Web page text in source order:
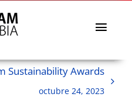
Sustainability Awards
octubre 24, 2023